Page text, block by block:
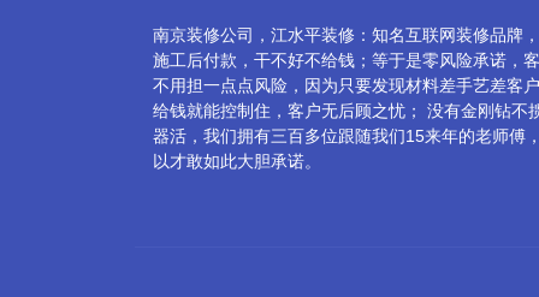
南京装修公司，江水平装修：知名互联网装修品牌
施工后付款，干不好不给钱；等于是零风险承诺，
不用担一点点风险，因为只要发现材料差手艺差客
给钱就能控制住，客户无后顾之忧； 没有金刚钻不
器活，我们拥有三百多位跟随我们15来年的老师傅
以才敢如此大胆承诺。